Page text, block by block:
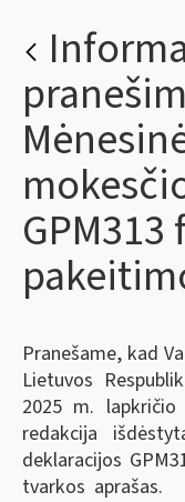
Pranešame, kad
Lietuvos
2025 m.
redakcija
deklaracijos
tvarkos aprašas.